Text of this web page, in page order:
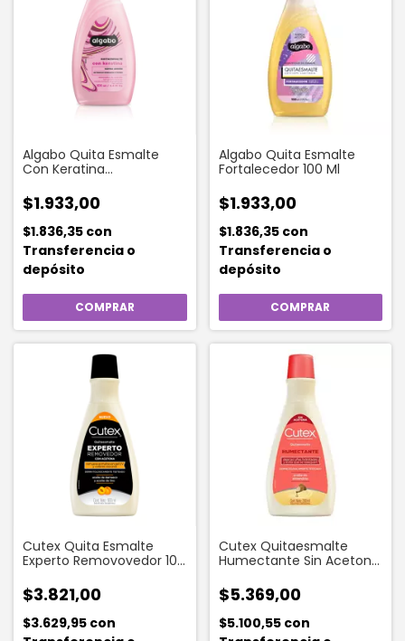
Algabo Quita Esmalte
Con Keratina
$1.933,00
$1.836,35 con
Transferencia o
depósito
Algabo Quita Esmalte
Fortalecedor 100 Ml
$1.933,00
$1.836,35 con
Transferencia o
depósito
Cutex Quita Esmalte
Experto Removovedor 100
$3.821,00
$3.629,95 con
Cutex Quitaesmalte
Humectante Sin Acetona
$5.369,00
$5.100,55 con